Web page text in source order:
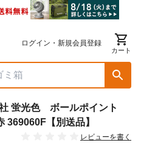
ログイン・新規会員登録
カート
社 蛍光色 ボールポイント
【別送品】
レビューを書く